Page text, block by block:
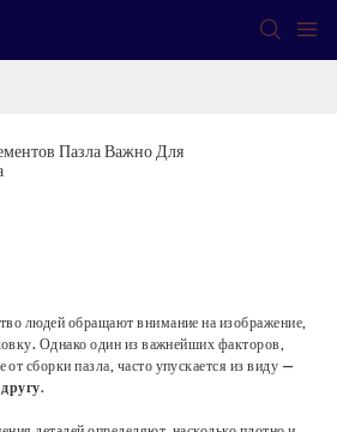
Пазла Важно Для
людей обращают внимание на изображение,
Однако один из важнейших факторов,
сборки пазла, часто упускается из виду —